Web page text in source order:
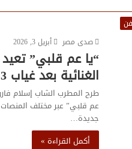
صدى مصر
أبريل 3, 2026
“يا عم قلبي”
الغنائية بعد غياب 3 سنوات
طرح المطرب الشاب إسلام
عم قلبي” عبر مختلف
جديدة…
أكمل القراءة »